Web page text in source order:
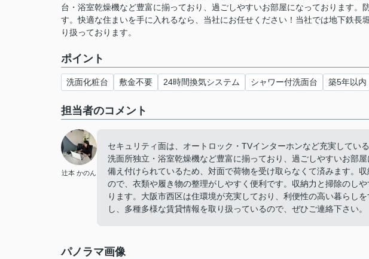
台・浴室乾燥機など豊富に揃っており、過ごしやすいお部屋になっております。
す。快適な住まいを手に入れるなら、当社にお任せください！当社では地下鉄長
り扱っております。
ポイント
洗面化粧台 敷金不要 24時間換気システム シャワー付洗面台 築5年以内
担当者のコメント
辻本 かのん
セキュリティ面は、オートロック・TVインターホンなど充実してい
洗面所独立・浴室乾燥機など豊富に揃っており、過ごしやすいお部
備え付けられているため、対面で荷物を受け取らなくて済みます。
ので、衣類や履き物の整理がしやすく便利です。収納力と掃除のし
ります。大阪市西区は住環境が充実しており、利便性の高い暮らし
し、多種多様な賃貸情報を取り扱っているので、ぜひご連絡下さい。
パノラマ画像